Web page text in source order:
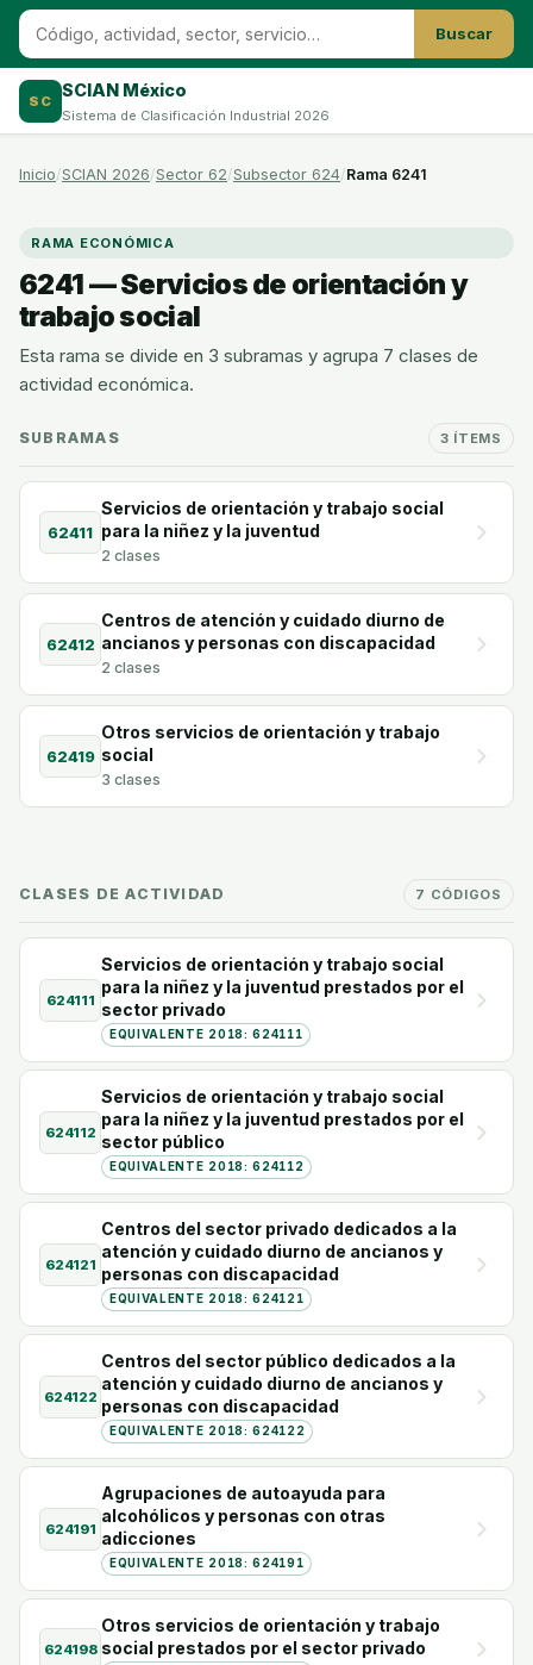
Buscar
SC
SCIAN México
Sistema de Clasificación Industrial 2026
Inicio SCIAN 2026 Sector 62 Subsector 624 Rama 6241
RAMA ECONÓMICA
6241 — Servicios de orientación y
trabajo social
Esta rama se divide en 3 subramas y agrupa 7 clases de
actividad económica.
SUBRAMAS 3 ÍTEMS
62411
Servicios de orientación y trabajo social
para la niñez y la juventud
2 clases
62412
Centros de atención y cuidado diurno de
ancianos y personas con discapacidad
2 clases
62419
Otros servicios de orientación y trabajo
social
3 clases
CLASES DE ACTIVIDAD 7 CÓDIGOS
624111
Servicios de orientación y trabajo social
para la niñez y la juventud prestados por el
sector privado
EQUIVALENTE 2018: 624111
624112
Servicios de orientación y trabajo social
para la niñez y la juventud prestados por el
sector público
EQUIVALENTE 2018: 624112
624121
Centros del sector privado dedicados a la
atención y cuidado diurno de ancianos y
personas con discapacidad
EQUIVALENTE 2018: 624121
624122
Centros del sector público dedicados a la
atención y cuidado diurno de ancianos y
personas con discapacidad
EQUIVALENTE 2018: 624122
624191
Agrupaciones de autoayuda para
alcohólicos y personas con otras
adicciones
EQUIVALENTE 2018: 624191
624198
Otros servicios de orientación y trabajo
social prestados por el sector privado